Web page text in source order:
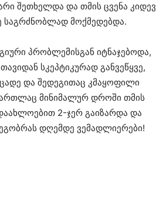
შეთხელდა და თმის ცვენა კიდევ
საგრძნობლად მოქმედებდა.
პრობლემისგან იტნაჯებოდა,
სკეპტიკურად განვეწყვე,
და შედეგითაც კმაყოფილი
მინიმალურ დროში თმის
2-ჯერ გაიზარდა და
დღემდე ვემადლიერები!